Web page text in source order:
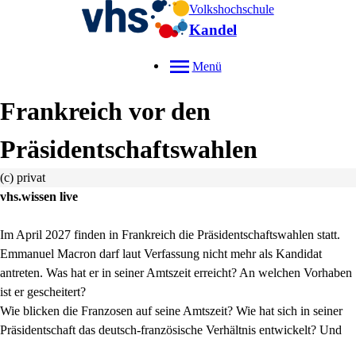
Volkshochschule
Kandel
Menü
Frankreich vor den
Präsidentschaftswahlen
(c) privat
vhs.wissen live
Im April 2027 finden in Frankreich die Präsidentschaftswahlen statt.
Emmanuel Macron darf laut Verfassung nicht mehr als Kandidat
antreten. Was hat er in seiner Amtszeit erreicht? An welchen Vorhaben
ist er gescheitert?
Wie blicken die Franzosen auf seine Amtszeit? Wie hat sich in seiner
Präsidentschaft das deutsch-französische Verhältnis entwickelt? Und